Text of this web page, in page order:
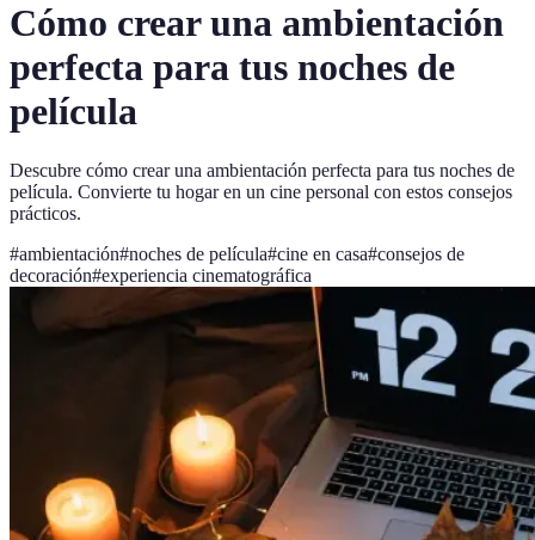
Cómo crear una ambientación
perfecta para tus noches de
película
Descubre cómo crear una ambientación perfecta para tus noches de
película. Convierte tu hogar en un cine personal con estos consejos
prácticos.
#ambientación#noches de película#cine en casa#consejos de
decoración#experiencia cinematográfica